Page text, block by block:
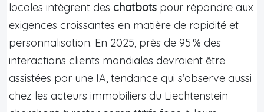
locales intègrent des chatbots pour répondre aux
exigences croissantes en matière de rapidité et
personnalisation. En 2025, près de 95 % des
interactions clients mondiales devraient être
assistées par une IA, tendance qui s’observe aussi
chez les acteurs immobiliers du Liechtenstein